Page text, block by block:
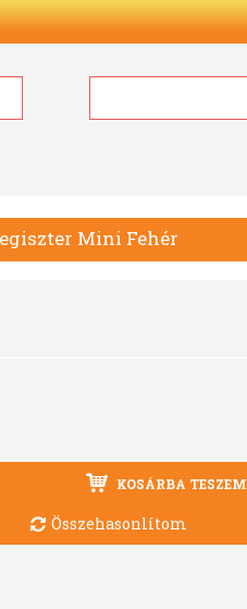
Mini Fehér
KOSÁRBA TESZEM
Összehasonlítom